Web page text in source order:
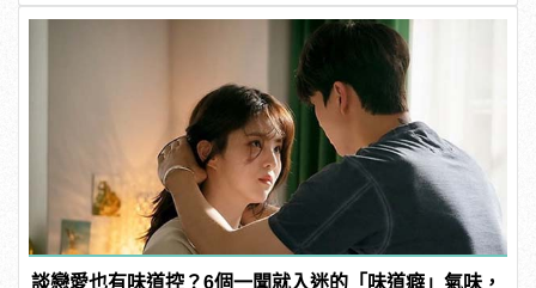
談戀愛也有味道控？6個一聞就入迷的「味道癖」氣味，